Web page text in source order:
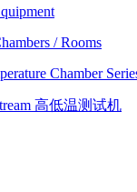
/ Rooms
Chamber
高低温测试机